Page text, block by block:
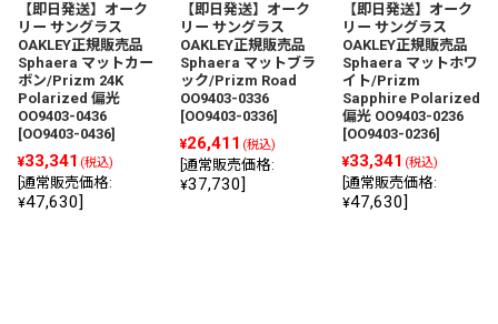
【即日発送】オーク
リー サングラス
OAKLEY正規販売品
Sphaera マットカー
ボン/Prizm 24K
Polarized 偏光
OO9403-0436
[OO9403-0436]
¥33,341 (税込)
通常販売価格:
¥47,630]
【即日発送】オーク
リー サングラス
OAKLEY正規販売品
Sphaera マットブラ
ック/Prizm Road
OO9403-0336
[OO9403-0336]
¥26,411 (税込)
通常販売価格:
¥37,730]
【即日発送】オーク
リー サングラス
OAKLEY正規販売品
Sphaera マットホワ
イト/Prizm
Sapphire Polarized
偏光 OO9403-0236
[OO9403-0236]
¥33,341 (税込)
通常販売価格:
¥47,630]